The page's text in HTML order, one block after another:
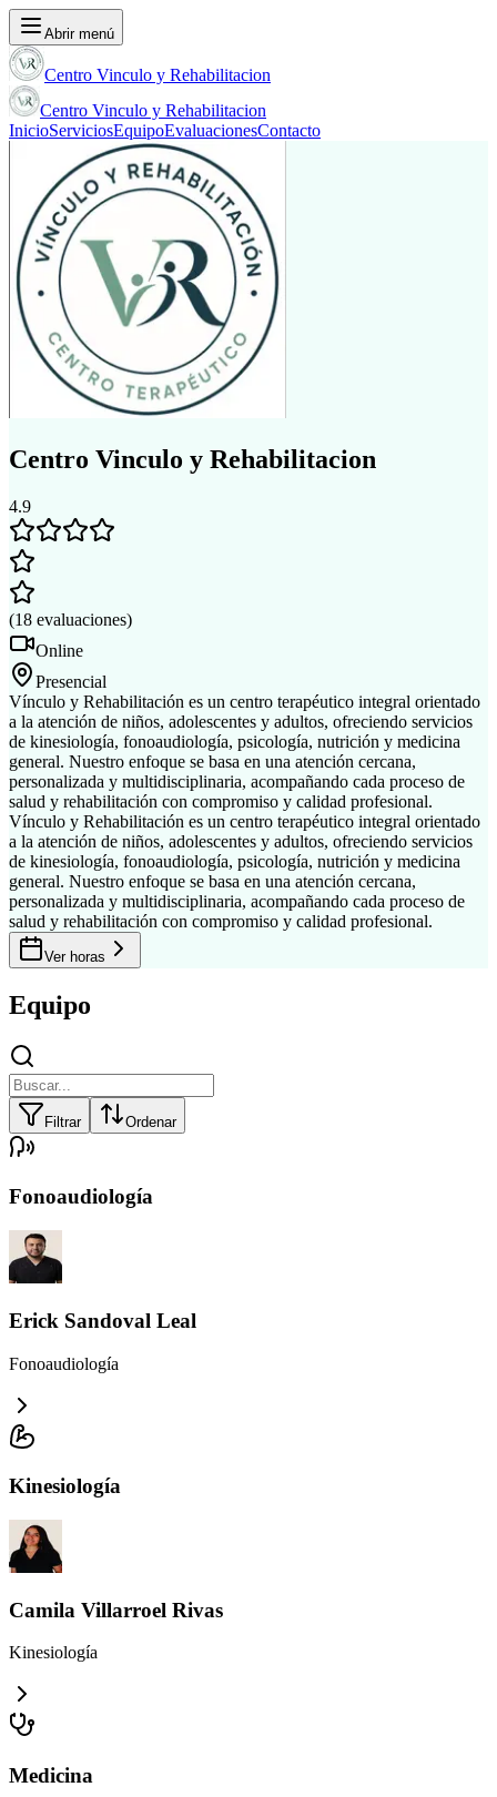
Abrir menú
Centro Vinculo y Rehabilitacion
Centro Vinculo y Rehabilitacion
InicioServiciosEquipoEvaluacionesContacto
Centro Vinculo y Rehabilitacion
4.9
(18 evaluaciones)
Online
Presencial
Vínculo y Rehabilitación es un centro terapéutico integral orientado
a la atención de niños, adolescentes y adultos, ofreciendo servicios
de kinesiología, fonoaudiología, psicología, nutrición y medicina
general. Nuestro enfoque se basa en una atención cercana,
personalizada y multidisciplinaria, acompañando cada proceso de
salud y rehabilitación con compromiso y calidad profesional.
Vínculo y Rehabilitación es un centro terapéutico integral orientado
a la atención de niños, adolescentes y adultos, ofreciendo servicios
de kinesiología, fonoaudiología, psicología, nutrición y medicina
general. Nuestro enfoque se basa en una atención cercana,
personalizada y multidisciplinaria, acompañando cada proceso de
salud y rehabilitación con compromiso y calidad profesional.
Ver horas
Equipo
Filtrar Ordenar
Fonoaudiología
Erick Sandoval Leal
Fonoaudiología
Kinesiología
Camila Villarroel Rivas
Kinesiología
Medicina